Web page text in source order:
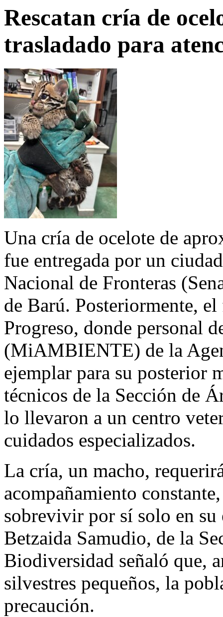
Rescatan cría de
trasladado para
Una cría de ocelote de
fue entregada por un
Nacional de Fronteras
de Barú. Posteriormente,
Progreso, donde personal
(MiAMBIENTE) de la
ejemplar para su posterior
técnicos de la Sección de
lo llevaron a un centro
cuidados especializados.
La cría, un macho,
acompañamiento
sobrevivir por sí solo en
Betzaida Samudio, de la
Biodiversidad señaló que,
silvestres pequeños, la
precaución.